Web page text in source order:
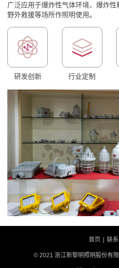
广泛应用于爆炸性气体环境、爆炸
野外救援等场所作照明使用。
研发创新 行业定制
首页 联系
© 2021 浙江新黎明照明股份有